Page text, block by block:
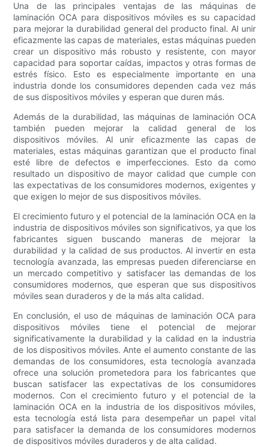
Una de las principales ventajas de las máquinas de
laminación OCA para dispositivos móviles es su capacidad
para mejorar la durabilidad general del producto final. Al unir
eficazmente las capas de materiales, estas máquinas pueden
crear un dispositivo más robusto y resistente, con mayor
capacidad para soportar caídas, impactos y otras formas de
estrés físico. Esto es especialmente importante en una
industria donde los consumidores dependen cada vez más
de sus dispositivos móviles y esperan que duren más.
Además de la durabilidad, las máquinas de laminación OCA
también pueden mejorar la calidad general de los
dispositivos móviles. Al unir eficazmente las capas de
materiales, estas máquinas garantizan que el producto final
esté libre de defectos e imperfecciones. Esto da como
resultado un dispositivo de mayor calidad que cumple con
las expectativas de los consumidores modernos, exigentes y
que exigen lo mejor de sus dispositivos móviles.
El crecimiento futuro y el potencial de la laminación OCA en la
industria de dispositivos móviles son significativos, ya que los
fabricantes siguen buscando maneras de mejorar la
durabilidad y la calidad de sus productos. Al invertir en esta
tecnología avanzada, las empresas pueden diferenciarse en
un mercado competitivo y satisfacer las demandas de los
consumidores modernos, que esperan que sus dispositivos
móviles sean duraderos y de la más alta calidad.
En conclusión, el uso de máquinas de laminación OCA para
dispositivos móviles tiene el potencial de mejorar
significativamente la durabilidad y la calidad en la industria
de los dispositivos móviles. Ante el aumento constante de las
demandas de los consumidores, esta tecnología avanzada
ofrece una solución prometedora para los fabricantes que
buscan satisfacer las expectativas de los consumidores
modernos. Con el crecimiento futuro y el potencial de la
laminación OCA en la industria de los dispositivos móviles,
esta tecnología está lista para desempeñar un papel vital
para satisfacer la demanda de los consumidores modernos
de dispositivos móviles duraderos y de alta calidad.